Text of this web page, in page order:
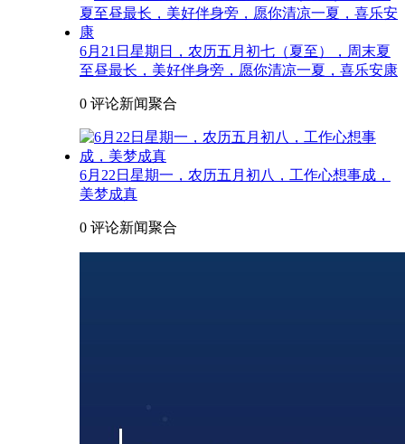
6月21日星期日，农历五月初七（夏至），周末夏
至昼最长，美好伴身旁，愿你清凉一夏，喜乐安康
0 评论新闻聚合
6月22日星期一，农历五月初八，工作心想事成，
美梦成真
0 评论新闻聚合